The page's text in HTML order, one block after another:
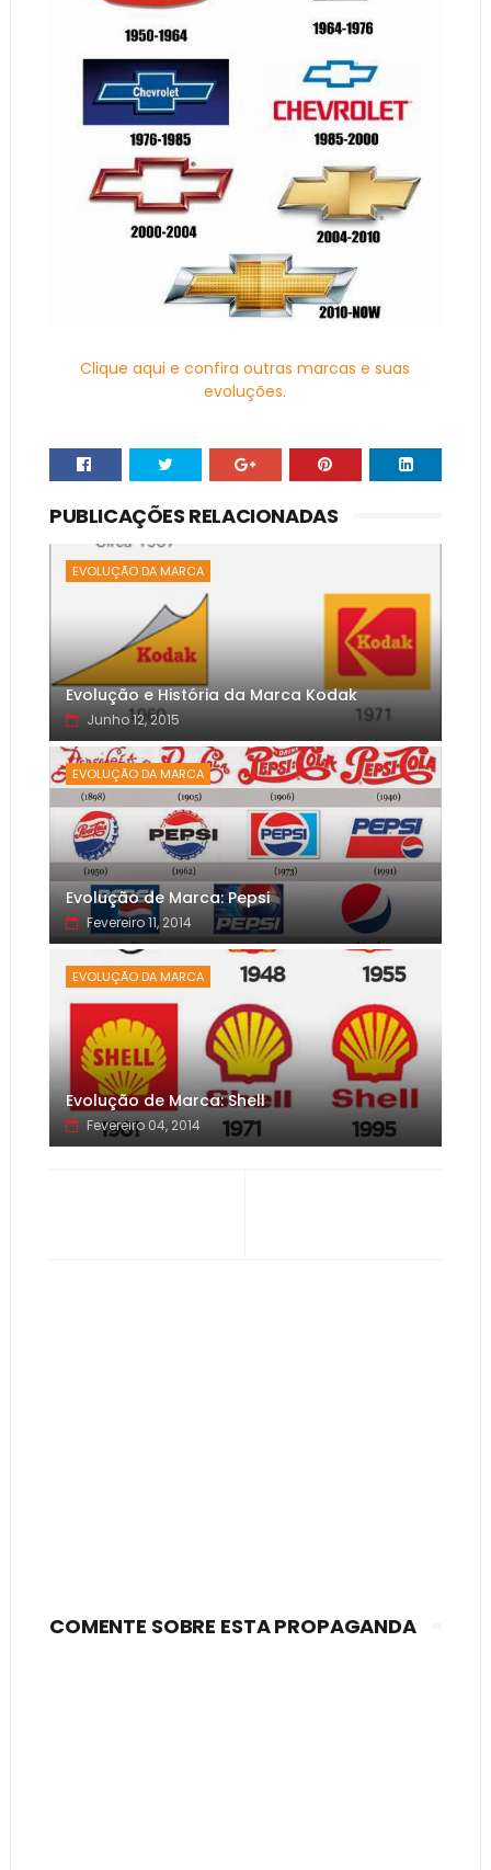
Clique aqui e confira outras marcas e suas
evoluções.
PUBLICAÇÕES RELACIONADAS
EVOLUÇÃO DA MARCA
Evolução e História da Marca Kodak
Junho 12, 2015
EVOLUÇÃO DA MARCA
Evolução de Marca: Pepsi
Fevereiro 11, 2014
EVOLUÇÃO DA MARCA
Evolução de Marca: Shell
Fevereiro 04, 2014
COMENTE SOBRE ESTA PROPAGANDA